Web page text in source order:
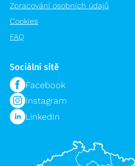
Zpracování osobních údajů
Cookies
FAQ
Sociální sítě
Facebook
Instagram
LinkedIn